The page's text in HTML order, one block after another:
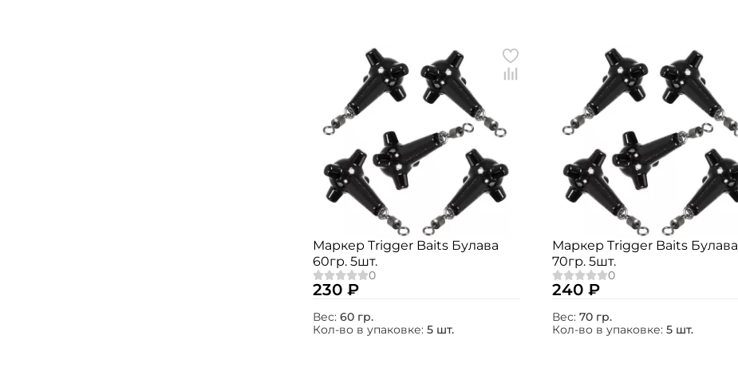
Маркер Trigger Baits Булава
60гр. 5шт.
230 ₽
Вес: 60 гр.
Кол-во в упаковке: 5 шт.
Маркер Trigger Baits Булава
70гр. 5шт.
240 ₽
Вес: 70 гр.
Кол-во в упаковке: 5 шт.
Повторите пароль: *
Заполняя данную форму вы соглашаетесь на
обработку
персональных данных
Создать аккаунт
У меня уже есть аккаунт